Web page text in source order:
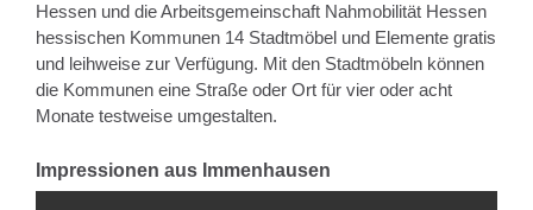
Hessen und die Arbeitsgemeinschaft Nahmobilität Hessen
hessischen Kommunen 14 Stadtmöbel und Elemente gratis
und leihweise zur Verfügung. Mit den Stadtmöbeln können
die Kommunen eine Straße oder Ort für vier oder acht
Monate testweise umgestalten.
Impressionen aus Immenhausen